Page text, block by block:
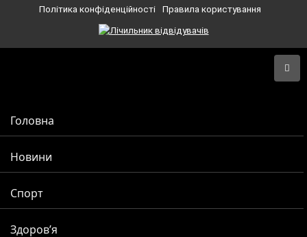
Політика конфіденційності
Правила користування
Головна
Новини
Спорт
Здоров’я